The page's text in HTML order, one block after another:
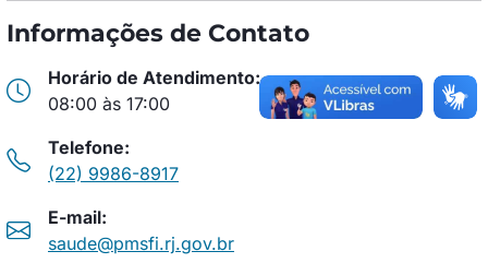
Informações de Contato
Horário de Atendimento:
08:00 às 17:00
Telefone:
(22) 9986-8917
E-mail:
saude@pmsfi.rj.gov.br